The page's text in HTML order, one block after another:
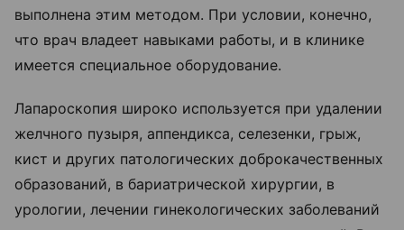
выполнена этим методом. При условии, конечно,
что врач владеет навыками работы, и в клинике
имеется специальное оборудование.
Лапароскопия широко используется при удалении
желчного пузыря, аппендикса, селезенки, грыж,
кист и других патологических доброкачественных
образований, в бариатрической хирургии, в
урологии, лечении гинекологических заболеваний